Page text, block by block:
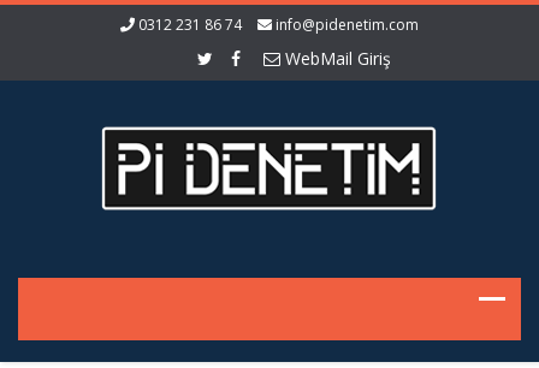
0312 231 86 74 info@pidenetim.com
WebMail Giriş